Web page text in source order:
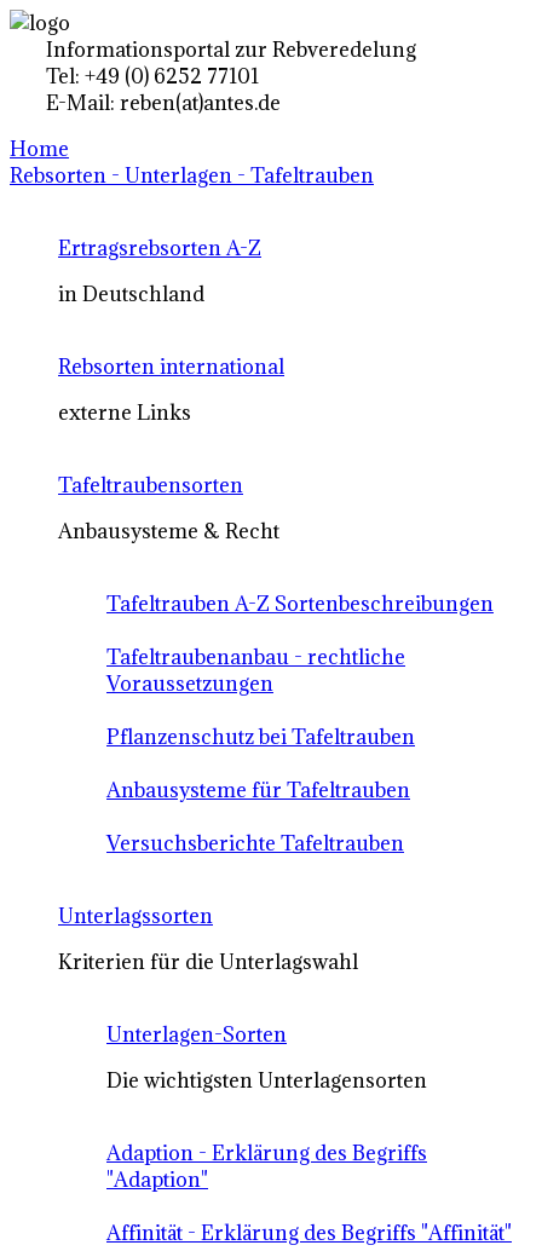
Informationsportal zur Rebveredelung
Tel: +49 (0) 6252 77101
E-Mail: reben(at)antes.de
Home
Rebsorten - Unterlagen - Tafeltrauben
Ertragsrebsorten A-Z
in Deutschland
Rebsorten international
externe Links
Tafeltraubensorten
Anbausysteme & Recht
Tafeltrauben A-Z Sortenbeschreibungen
Tafeltraubenanbau - rechtliche
Voraussetzungen
Pflanzenschutz bei Tafeltrauben
Anbausysteme für Tafeltrauben
Versuchsberichte Tafeltrauben
Unterlagssorten
Kriterien für die Unterlagswahl
Unterlagen-Sorten
Die wichtigsten Unterlagensorten
Adaption - Erklärung des Begriffs
"Adaption"
Affinität - Erklärung des Begriffs "Affinität"